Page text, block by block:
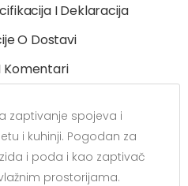
I Deklaracija
O Dostavi
Komentari
zaptivanje spojeva i
i kuhinji. Pogodan za
i poda i kao zaptivač
prostorijama.